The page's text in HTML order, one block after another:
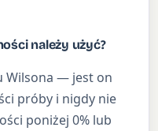
należy użyć?
Wilsona — jest on
próby i nigdy nie
poniżej 0% lub